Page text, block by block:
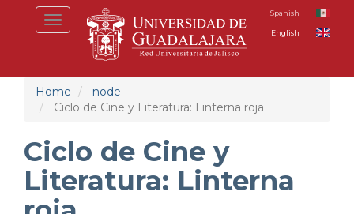
Toggle
navigation
Spanish
English
Home
node
Ciclo de Cine y Literatura: Linterna roja
Ciclo de Cine y
Literatura: Linterna